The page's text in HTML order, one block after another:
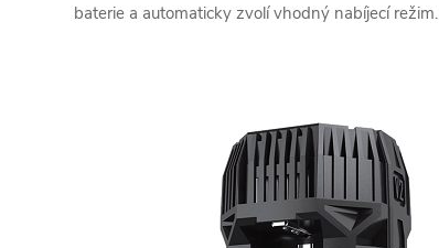
baterie a automaticky zvolí vhodný nabíjecí režim.